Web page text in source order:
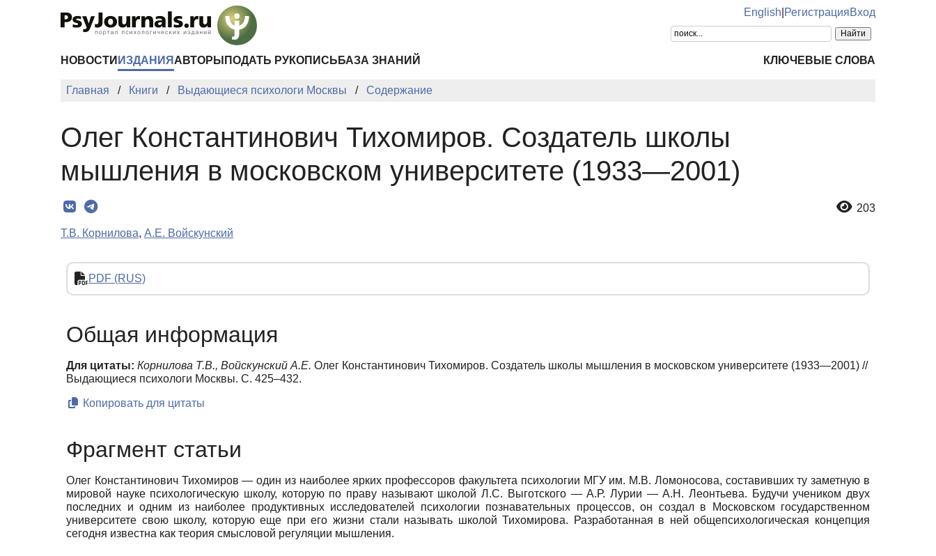
English РегистрацияВход
НОВОСТИ ИЗДАНИЯ АВТОРЫ ПОДАТЬ РУКОПИСЬ БАЗА ЗНАНИЙ КЛЮЧЕВЫЕ СЛОВА
Главная Книги Выдающиеся психологи Москвы Содержание
Олег Константинович Тихомиров. Создатель школы
мышления в московском университете (1933—2001)
203
Т.В. Корнилова, А.Е. Войскунский
PDF (RUS)
Общая информация
Для цитаты: Корнилова Т.В., Войскунский А.Е. Олег Константинович Тихомиров. Создатель школы мышления в московском университете (1933—2001) //
Выдающиеся психологи Москвы. С. 425–432.
Копировать для цитаты
Фрагмент статьи
Олег Константинович Тихомиров — один из наиболее ярких профессоров факультета психологии МГУ им. М.В. Ломоносова, составивших ту заметную в
мировой науке психологическую школу, которую по праву называют школой Л.С. Выготского — А.Р. Лурии — А.Н. Леонтьева. Будучи учеником двух
последних и одним из наиболее продуктивных исследователей психологии познавательных процессов, он создал в Московском государственном
университете свою школу, которую еще при его жизни стали называть школой Тихомирова. Разработанная в ней общепсихологическая концепция
сегодня известна как теория смысловой регуляции мышления.